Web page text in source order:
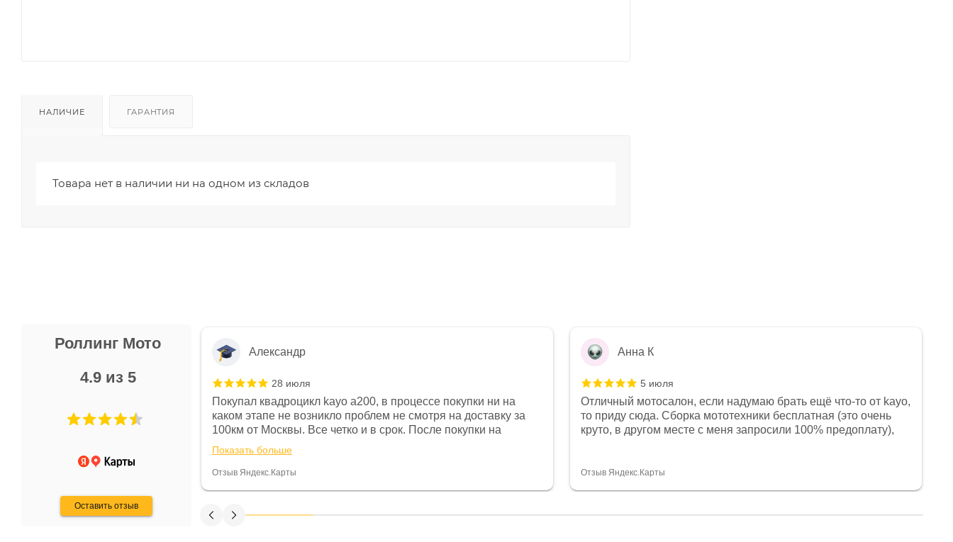
НАЛИЧИЕ ГАРАНТИЯ
Товара нет в наличии ни на одном из складов
Роллинг Мото
4.9 из 5
Оставить отзыв
Не понравились условия
и дают только на год)
Александр
28 июля
Покупал квадроцикл kayo a200, в процессе покупки ни на
каком этапе не возникло проблем не смотря на доставку за
100км от Москвы. Все четко и в срок. После покупки на
спидометре всегда был 0, при этом представители магазина
постоянно были на связи и в итоге проблема была решена.
Считаю, что это говорит о небезразличии к клиенту после
Показать больше
Отзыв Яндекс.Карты
Анна К
5 июля
Отличный мотосалон, если надумаю брать ещё что-то от kayo,
то приду сюда. Сборка мототехники бесплатная (это очень
круто, в другом месте с меня запросили 100% предоплату),
спасибо отдельное, всегда на связи, очень детально всё
Отзыв Яндекс.Карты